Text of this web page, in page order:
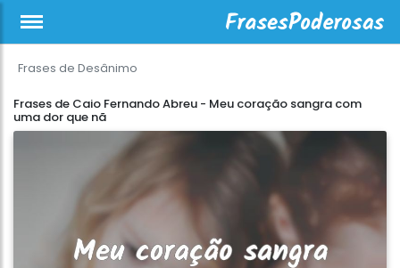
Frases de Desânimo
Frases de Caio Fernando Abreu - Meu coração sangra com
uma dor que nã